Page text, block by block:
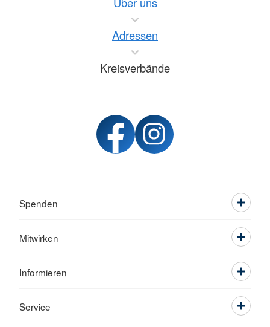
Adressen
Kreisverbände
Spenden
Mitwirken
Informieren
Service